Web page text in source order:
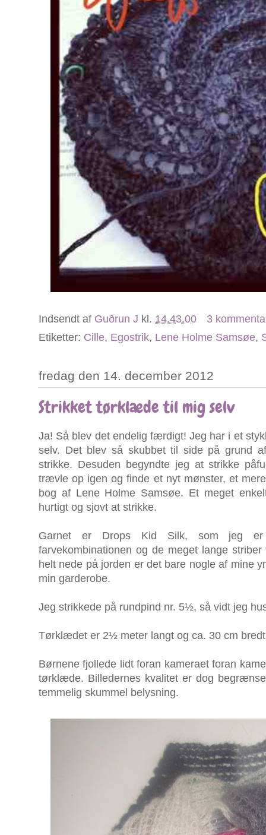
Indsendt af Guðrun J kl. 14.43.00
3
Etiketter: Cille, Egostrik, Lene Holme Samsøe,
fredag den 14. december 2012
Strikket tørklæde til mig selv
Ja! Så blev det endelig færdigt! Jeg har i et
selv. Det blev så skubbet til side på grund
strikke. Desuden begyndte jeg at strikke
trævle op igen og finde et nyt mønster, et
bog af Lene Holme Samsøe. Et meget
hurtigt og sjovt at strikke.
Garnet er Drops Kid Silk, som jeg
farvekombinationen og de meget lange
helt nede på jorden er det bare nogle af mine
min garderobe.
Jeg strikkede på rundpind nr. 5½, så vidt jeg
Tørklædet er 2½ meter langt og ca. 30 cm
Børnene fjollede lidt foran kameraet foran
tørklæde. Billedernes kvalitet er dog
temmelig skummel belysning.